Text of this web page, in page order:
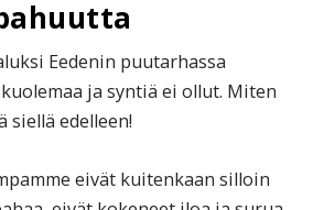
Eedenin puutarhassa
ja syntiä ei ollut. Miten
siellä edelleen!
eivät kuitenkaan silloin